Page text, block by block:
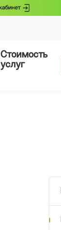
Стоимость
услуг